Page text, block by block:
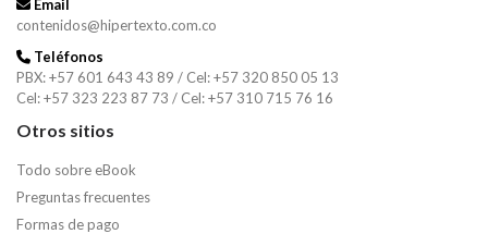
Email
contenidos@hipertexto.com.co
Teléfonos
PBX: +57 601 643 43 89 / Cel: +57 320 850 05 13
Cel: +57 323 223 87 73 / Cel: +57 310 715 76 16
Otros sitios
Todo sobre eBook
Preguntas frecuentes
Formas de pago